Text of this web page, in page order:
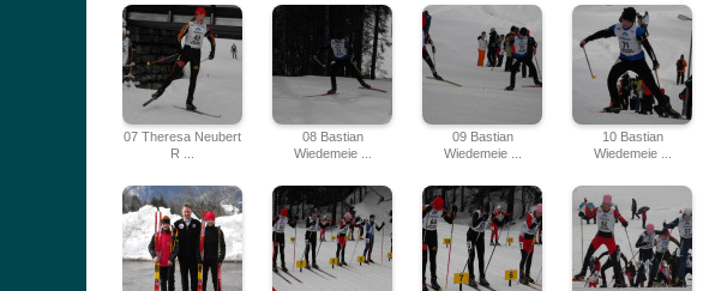
07 Theresa Neubert
R ...
08 Bastian
Wiedemeie ...
09 Bastian
Wiedemeie ...
10 Bastian
Wiedemeie ...